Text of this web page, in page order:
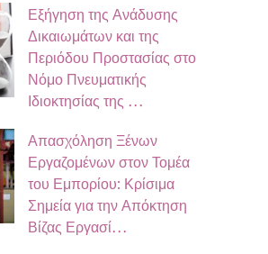
Εξήγηση της Ανάδυσης
Δικαιωμάτων και της
Περιόδου Προστασίας στο
Νόμο Πνευματικής
Ιδιοκτησίας της …
Απασχόληση Ξένων
Εργαζομένων στον Τομέα
του Εμπορίου: Κρίσιμα
Σημεία για την Απόκτηση
Βίζας Εργασί…